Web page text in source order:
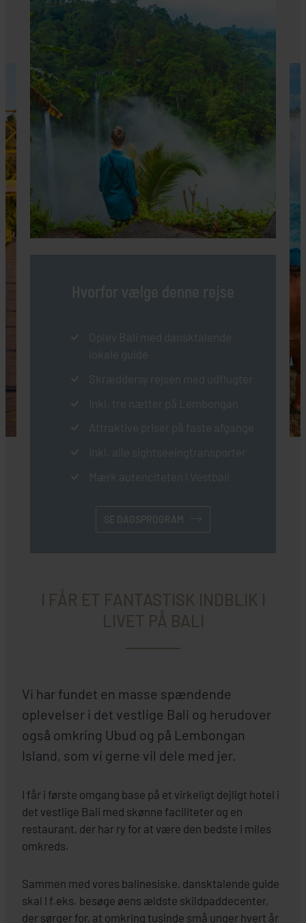
Hvorfor vælge denne rejse
Oplev Bali med dansktalende
lokale guide
Skræddersy rejsen med udflugter
Inkl. tre nætter på Lembongan
Attraktive priser på faste afgange
Inkl. alle sightseeingtransporter
Mærk autenciteten i Vestbali
SE DAGSPROGRAM
I FÅR ET FANTASTISK INDBLIK I
LIVET PÅ BALI
Vi har fundet en masse spændende
oplevelser i det vestlige Bali og herudover
også omkring Ubud og på Lembongan
Island, som vi gerne vil dele med jer.
I får i første omgang base på et virkeligt dejligt hotel i
det vestlige Bali med skønne faciliteter og en
restaurant, der har ry for at være den bedste i miles
omkreds.
Sammen med vores balinesiske, dansktalende guide
skal I f.eks. besøge øens ældste skildpaddecenter,
der sørger for, at omkring tusinde små unger hvert år